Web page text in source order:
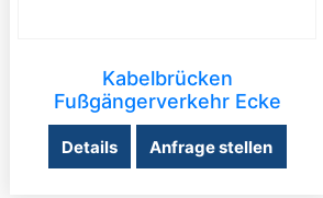
Kabelbrücken
Fußgängerverkehr Ecke
Details Anfrage stellen